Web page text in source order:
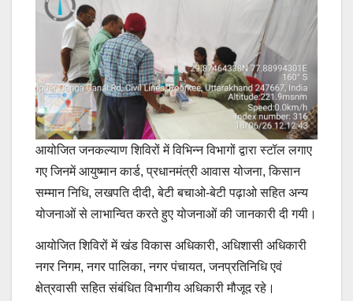
आयोजित जनकल्याण शिविरों में विभिन्न विभागों द्वारा स्टॉल लगाए
गए जिनमें आयुष्मान कार्ड, प्रधानमंत्री आवास योजना, किसान
सम्मान निधि, लखपति दीदी, बेटी बचाओ-बेटी पढ़ाओ सहित अन्य
योजनाओं से लाभान्वित करते हुए योजनाओं की जानकारी दी गयी।
आयोजित शिविरों में खंड विकास अधिकारी, अधिशासी अधिकारी
नगर निगम, नगर पालिका, नगर पंचायत, जनप्रतिनिधि एवं
क्षेत्रवासी सहित संबंधित विभागीय अधिकारी मौजूद रहे।